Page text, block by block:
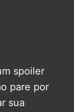
spoiler
pare por
sua